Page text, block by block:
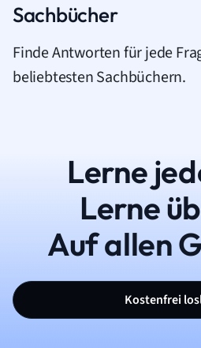
Sachbücher
Finde Antworten für jede
beliebtesten Sachbüchern.
Lerne
Lerne
Auf allen
Kostenfrei